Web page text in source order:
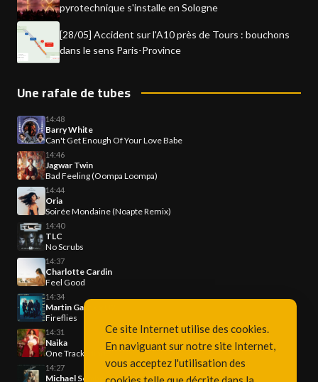
pyrotechnique s'installe en Sologne
[28/05] Accident sur l'A10 près de Tours : bouchons
dans le sens Paris-Province
Une rafale de tubes
14:48
Barry White
Can't Get Enough Of Your Love Babe
14:46
Jagwar Twin
Bad Feeling (Oompa Loompa)
14:44
Oria
Soirée Mondaine (Noapte Remix)
14:40
TLC
No Scrubs
14:37
Charlotte Cardin
Feel Good
14:34
Martin Garrix x U2
Fireflies
14:31
Naika
One Track Mind
14:27
Michael Sembello
Ce site Internet utilise des cookies.
En naviguant sur notre site Internet,
vous acceptez l'utilisation des